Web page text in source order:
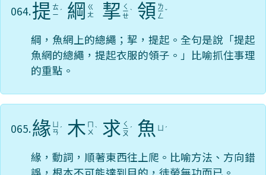
064.提 ㄊ
ㄧ ˊ 綱 ㄍ
ㄤ
挈 ㄑ
ㄧ
ㄝ
ˋ 領 ㄌ
ㄧ
ㄥ
ˇ
綱，魚網上的總繩；挈，提起。全句是說「提起
魚網的總繩，提起衣服的領子。」比喻抓住事理
的重點。
065.緣 ㄢ ˊ 木 ㄨ ˋ 求 ㄑ
ㄧ
ㄡ
ˊ 魚 ˊ
緣，動詞，順著東西往上爬。比喻方法、方向錯